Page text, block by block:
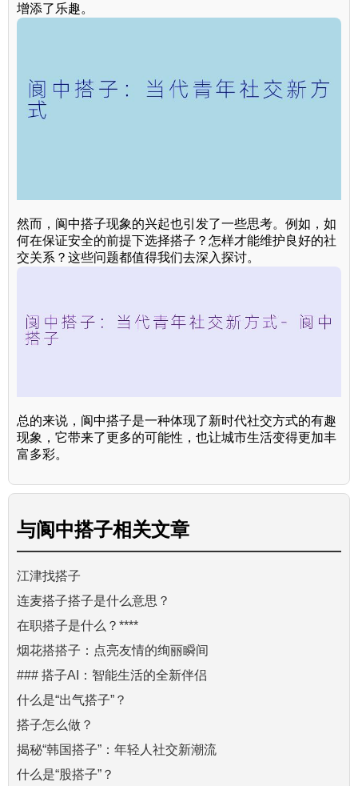
增添了乐趣。
然而，阆中搭子现象的兴起也引发了一些思考。例如，如
何在保证安全的前提下选择搭子？怎样才能维护良好的社
交关系？这些问题都值得我们去深入探讨。
总的来说，阆中搭子是一种体现了新时代社交方式的有趣
现象，它带来了更多的可能性，也让城市生活变得更加丰
富多彩。
与阆中搭子相关文章
江津找搭子
连麦搭子搭子是什么意思？
在职搭子是什么？****
烟花搭搭子：点亮友情的绚丽瞬间
### 搭子AI：智能生活的全新伴侣
什么是“出气搭子”？
搭子怎么做？
揭秘“韩国搭子”：年轻人社交新潮流
什么是“股搭子”？